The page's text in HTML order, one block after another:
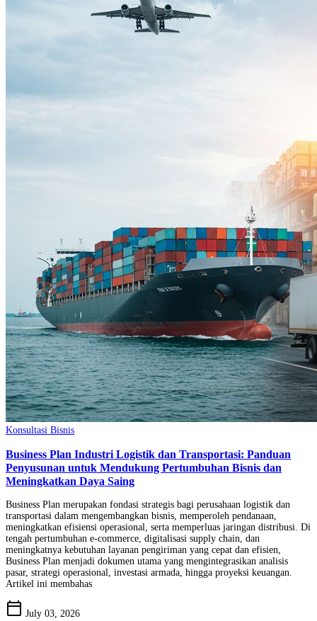
Konsultasi Bisnis
Business Plan Industri Logistik dan Transportasi: Panduan
Penyusunan untuk Mendukung Pertumbuhan Bisnis dan
Meningkatkan Daya Saing
Business Plan merupakan fondasi strategis bagi perusahaan logistik dan
transportasi dalam mengembangkan bisnis, memperoleh pendanaan,
meningkatkan efisiensi operasional, serta memperluas jaringan distribusi. Di
tengah pertumbuhan e-commerce, digitalisasi supply chain, dan
meningkatnya kebutuhan layanan pengiriman yang cepat dan efisien,
Business Plan menjadi dokumen utama yang mengintegrasikan analisis
pasar, strategi operasional, investasi armada, hingga proyeksi keuangan.
Artikel ini membahas
calendar_today July 03, 2026